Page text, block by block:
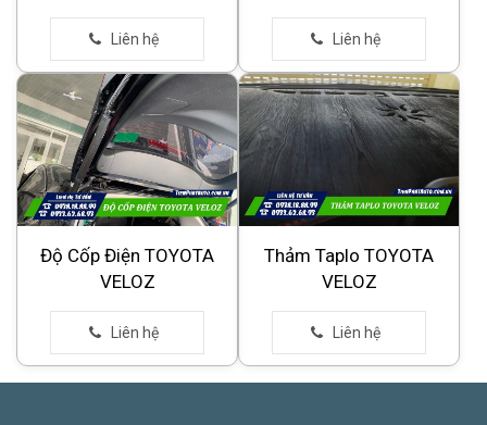
Độ Cốp Điện TOYOTA
VELOZ
Thảm Taplo TOYOTA
VELOZ